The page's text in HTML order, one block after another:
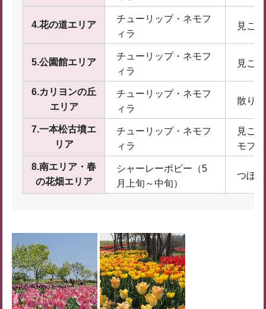
4.花の道エリア
チューリップ・ネモフ
ィラ
見ごろ
5.公園館エリア
チューリップ・ネモフ
ィラ
見ごろ
6.カリヨンの丘
エリア
チューリップ・ネモフ
ィラ
散り
7.一本松古墳エ
リア
チューリップ・ネモフ
ィラ
見ご
モフ
8.南エリア・春
の花畑エリア
シャーレーポピー（5
月上旬～中旬）
つぼみ